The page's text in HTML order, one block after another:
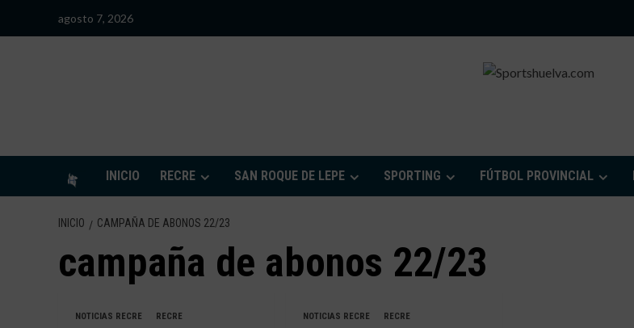
agosto 7, 2026
INICIO RECRE SAN ROQUE DE LEPE SPORTING FÚTBOL PROVINCIAL
INICIO CAMPAÑA DE ABONOS 22/23
campaña de abonos 22/23
NOTICIAS RECRE RECRE NOTICIAS RECRE RECRE